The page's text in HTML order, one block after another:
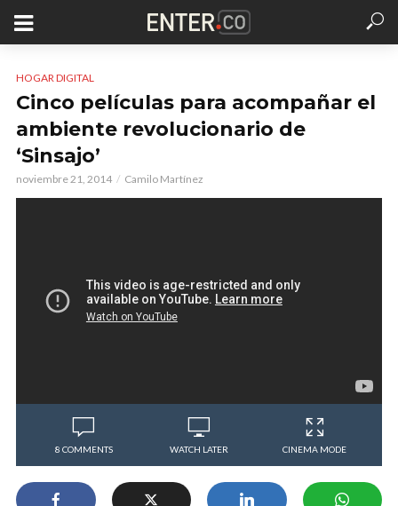
HOGAR DIGITAL
Cinco películas para acompañar el
ambiente revolucionario de
‘Sinsajo’
noviembre 21, 2014 Camilo Martínez
8 COMMENTS WATCH LATER CINEMA MODE